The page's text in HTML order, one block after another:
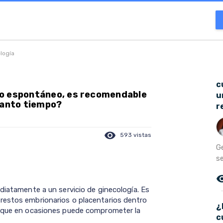
espontáneo, es recomendable
tiempo?
visibility 593 vistas
a un servicio de ginecología. Es
embrionarios o placentarios dentro
en ocasiones puede comprometer la